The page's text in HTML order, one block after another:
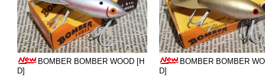
BOMBER BOMBER WOOD [H
D]
BOMBER BOMBER
D]